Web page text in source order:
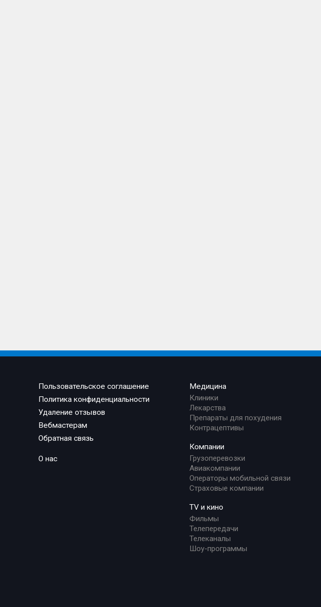
Пользовательское соглашение
Политика конфиденциальности
Удаление отзывов
Вебмастерам
Обратная связь
О нас
Медицина
Клиники
Лекарства
Препараты для похудения
Контрацептивы
Компании
Грузоперевозки
Авиакомпании
Операторы мобильной связи
Страховые компании
TV и кино
Фильмы
Телепередачи
Телеканалы
Шоу-программы